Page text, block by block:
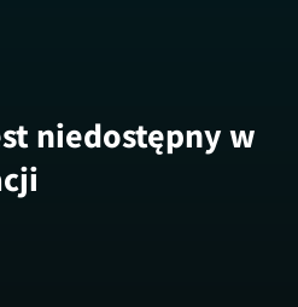
niedostępny w